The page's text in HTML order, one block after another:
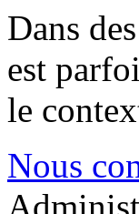
Dans
est
le
Nous